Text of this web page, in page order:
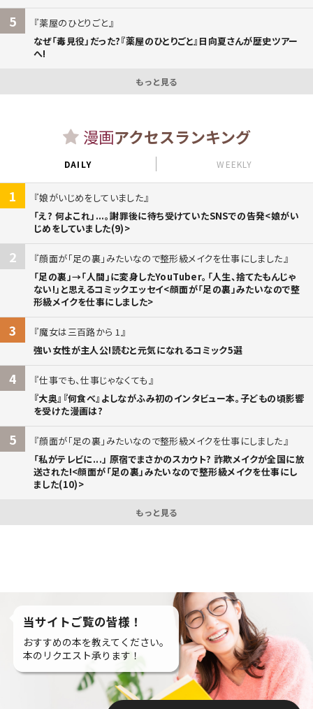
5
薬屋のひとりごと
なぜ「毒見役」だった?『薬屋のひとりごと』日向夏さんが歴史ツアー
へ!
もっと見る
漫画アクセスランキング
DAILY WEEKLY
1
娘がいじめをしていました
「え? 何よこれ」...。謝罪後に待ち受けていたSNSでの告発<娘がい
じめをしていました(9)>
2
顔面が「足の裏」みたいなので整形級メイクを仕事にしました
「足の裏」→「人間」に変身したYouTuber。「人生、捨てたもんじゃ
ない!」と思えるコミックエッセイ<顔面が「足の裏」みたいなので整
形級メイクを仕事にしました>
3
魔女は三百路から 1
強い女性が主人公!読むと元気になれるコミック5選
4
仕事でも、仕事じゃなくても
『大奥』『何食べ』よしながふみ初のインタビュー本。子どもの頃影響
を受けた漫画は?
5
顔面が「足の裏」みたいなので整形級メイクを仕事にしました
「私がテレビに...」 原宿でまさかのスカウト? 詐欺メイクが全国に放
送された!<顔面が「足の裏」みたいなので整形級メイクを仕事にし
ました(10)>
もっと見る
当サイトご覧の皆様！
おすすめの本を教えてください。
本のリクエスト承ります！